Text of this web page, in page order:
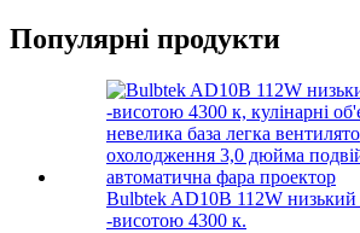
Популярні продукти
Bulbtek AD10B 112W низький
-висотою 4300 к.